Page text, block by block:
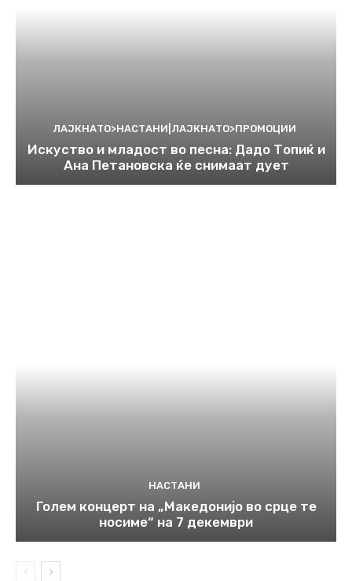
ЛАЈКНАТО>НАСТАНИ|ЛАЈКНАТО>ПРОМОЦИИ
Искуство и младост во песна: Дадо Топиќ и
Ана Петановска ќе снимаат дует
НАСТАНИ
Голем концерт на „Македонијо во срце те
носиме“ на 7 декември